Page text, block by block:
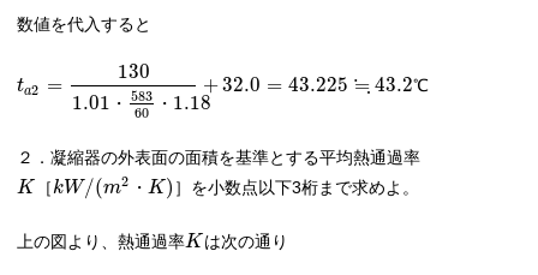
数値を代入すると
ta2 =
130
1.01 ・ 583
60
・ 1.18
+32.0 = 43.225 ≒ 43.2℃
２．凝縮器の外表面の面積を基準とする平均熱通過率
K
［kW/(m2 ・ K) ］ を小数点以下3桁まで求めよ。
上の図より、熱通過率Kは次の通り